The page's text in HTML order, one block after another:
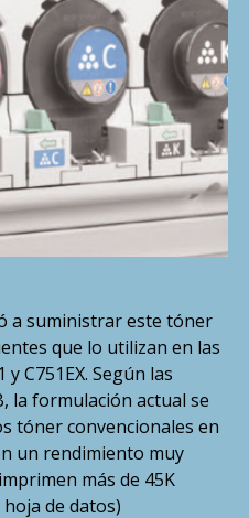
a suministrar este tóner
que lo utilizan en las
C751EX. Según las
la formulación actual se
tóner convencionales en
un rendimiento muy
más de 45K
de datos)